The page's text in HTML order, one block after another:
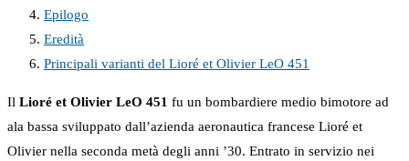
Epilogo
Eredità
Principali varianti del Lioré et Olivier LeO 451
Il Lioré et Olivier LeO 451 fu un bombardiere medio bimotore ad
ala bassa sviluppato dall’azienda aeronautica francese Lioré et
Olivier nella seconda metà degli anni ’30. Entrato in servizio nei